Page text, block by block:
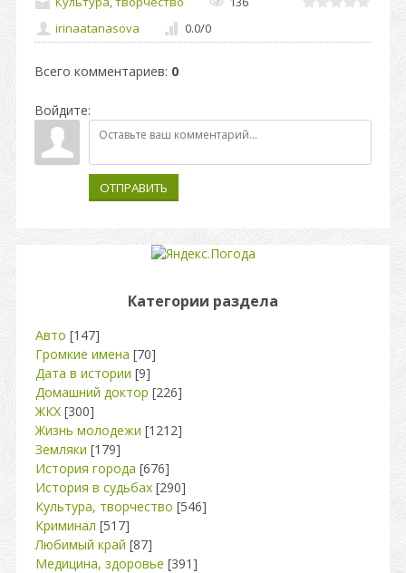
irinaatanasova
0.0/0
Всего комментариев: 0
Войдите:
ОТПРАВИТЬ
Категории раздела
Авто [147]
Громкие имена [70]
Дата в истории [9]
Домашний доктор [226]
ЖКХ [300]
Жизнь молодежи [1212]
Земляки [179]
История города [676]
История в судьбах [290]
Культура, творчество [546]
Криминал [517]
Любимый край [87]
Медицина, здоровье [391]